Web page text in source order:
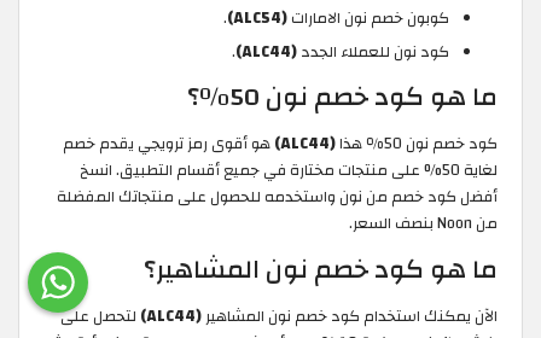
كوبون خصم نون الامارات(ALC54)
.
كود نون للعملاء الجدد(ALC44)
.
ما هو كود خصم نون 50٪؟
كود خصم نون 50٪ هذا (ALC44)
هو أقوى رمز ترويجي يقدم خصم
لغاية 50% على منتجات مختارة في جميع أقسام التطبيق. انسخ
أفضل كود خصم من نون واستخدمه للحصول على منتجاتك المفضلة
من Noon بنصف السعر.
ما هو كود خصم نون المشاهير؟
الآن يمكنك استخدام كود خصم نون المشاهير(ALC44)
لتحصل على